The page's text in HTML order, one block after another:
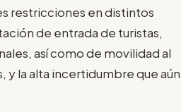
restricciones en distintos
de entrada de turistas,
así como de movilidad al
y la alta incertidumbre que aún